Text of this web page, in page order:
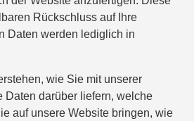
Rückschluss auf Ihre
Daten werden lediglich in
wie Sie mit unserer
Daten darüber liefern, welche
auf unsere Website bringen, wie